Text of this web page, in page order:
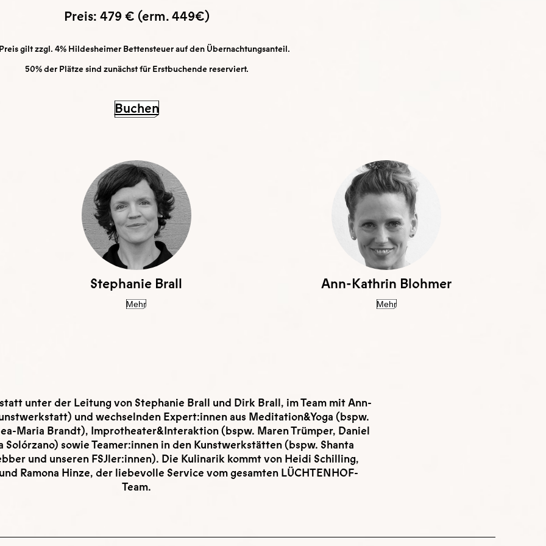
Preis: 479 € (erm. 449€)
gilt zzgl. 4% Hildesheimer Bettensteuer auf den Übernachtungsanteil.
50% der Plätze sind zunächst für Erstbuchende reserviert.
Buchen
Stephanie Brall
Mehr
Ann-Kathrin Blohmer
Mehr
unter der Leitung von Stephanie Brall und Dirk Brall, im Team mit Ann-
und wechselnden Expert:innen aus Meditation&Yoga (bspw.
Maria Brandt), Improtheater&Interaktion (bspw. Maren Trümper, Daniel
Solórzano) sowie Teamer:innen in den Kunstwerkstätten (bspw. Shanta
und unseren FSJler:innen). Die Kulinarik kommt von Heidi Schilling,
Ramona Hinze, der liebevolle Service vom gesamten LÜCHTENHOF-
Team.